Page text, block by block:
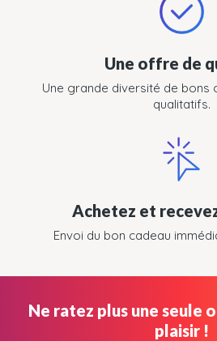
Une offre de
Une grande diversité de bons
qualitatifs.
Achetez et
Envoi du bon cadeau
Ne ratez plus une seule
plaisir !